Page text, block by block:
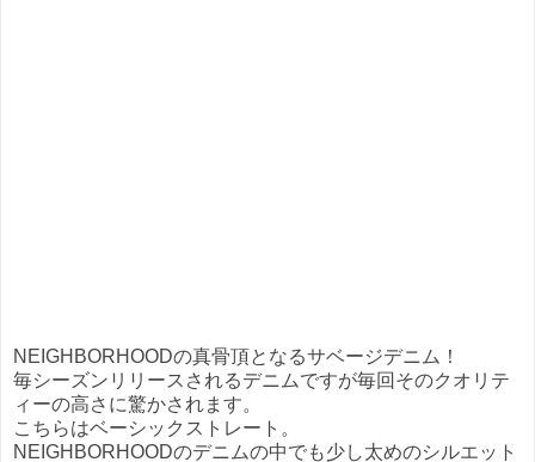
NEIGHBORHOODの真骨頂となるサベージデニム！
毎シーズンリリースされるデニムですが毎回そのクオリテ
ィーの高さに驚かされます。
こちらはベーシックストレート。
NEIGHBORHOODのデニムの中でも少し太めのシルエット